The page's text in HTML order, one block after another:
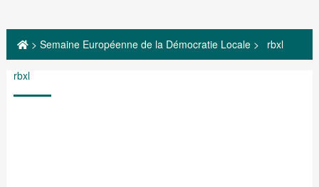
> Semaine Européenne de la Démocratie Locale> rbxl
rbxl